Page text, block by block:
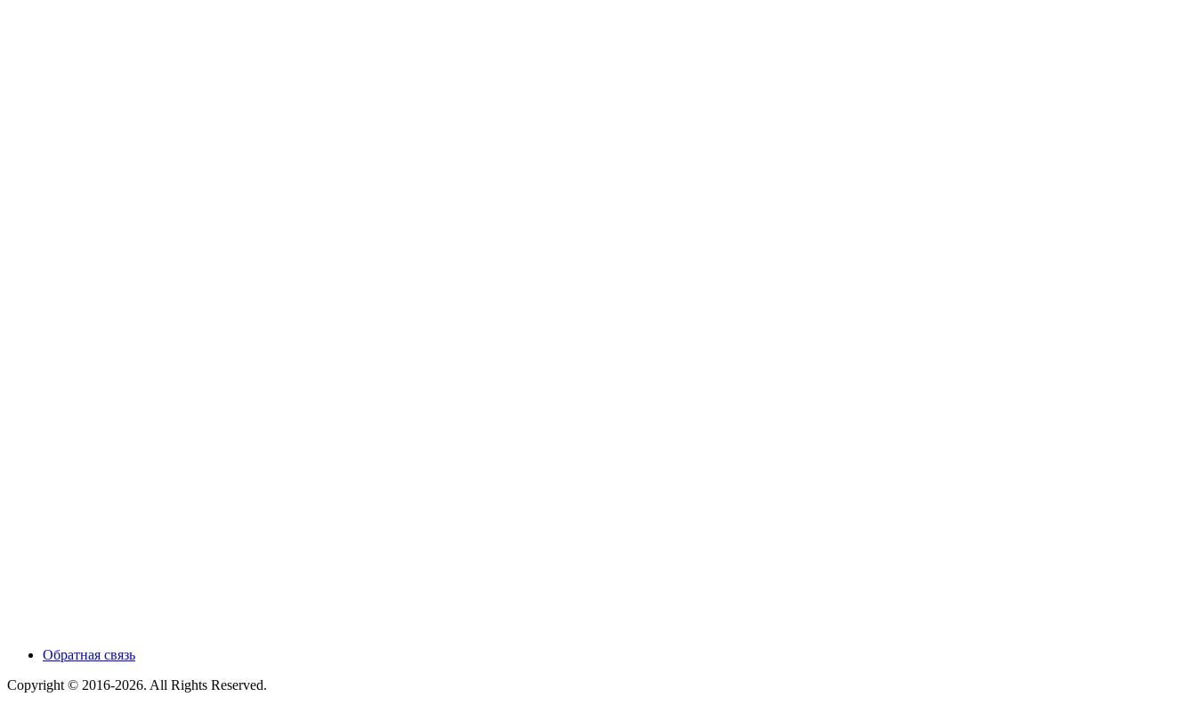
Обратная связь
Copyright © 2016-2026. All Rights Reserved.